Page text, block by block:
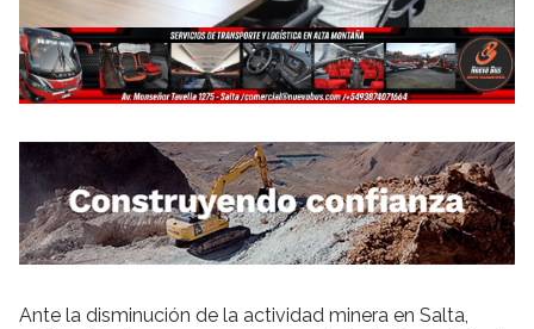
Ante la disminución de la actividad minera en Salta,